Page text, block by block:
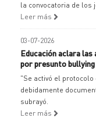
la convocatoria de los
Leer más
03-07-2026
Educación aclara las
por presunto bullying
"Se activó el
debidamente
subrayó.
Leer más